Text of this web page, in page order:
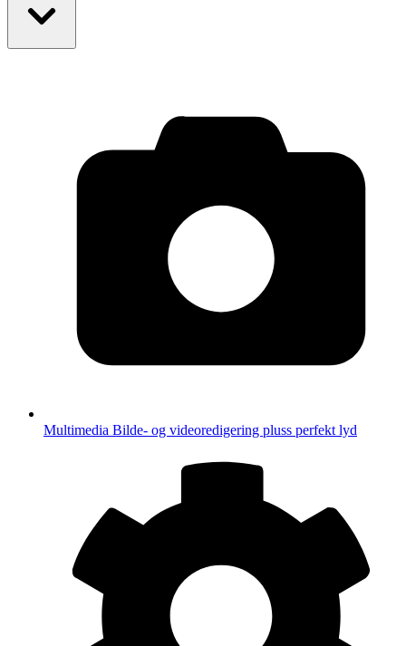
Multimedia Bilde- og videoredigering pluss perfekt lyd